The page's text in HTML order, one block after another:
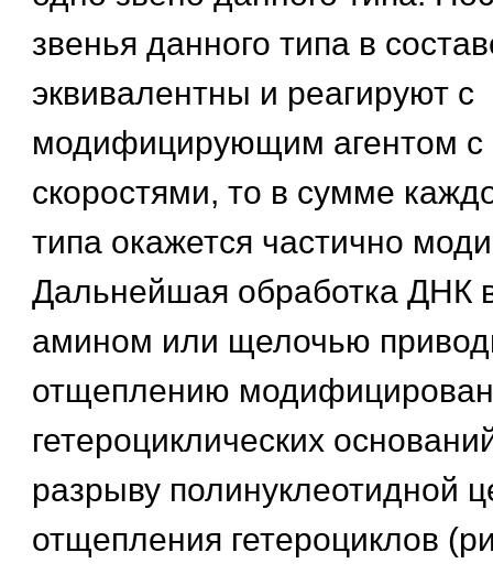
звенья данного типа в
эквивалентны и реагируют с
модифицирующим агентом с
скоростями, то в сумме
типа окажется частично
Дальнейшая обработка ДНК
амином или щелочью
отщеплению
гетероциклических
разрыву полинуклеотидной
отщепления гетероциклов